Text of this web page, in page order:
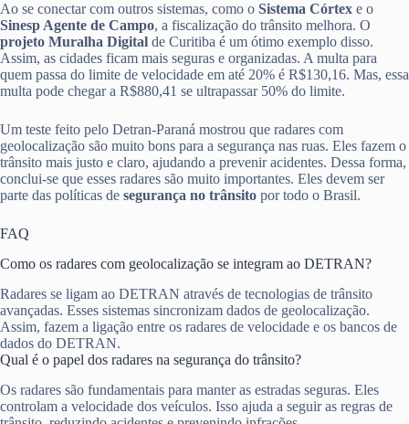
Ao se conectar com outros sistemas, como o Sistema Córtex e o
Sinesp Agente de Campo, a fiscalização do trânsito melhora. O
projeto Muralha Digital de Curitiba é um ótimo exemplo disso.
Assim, as cidades ficam mais seguras e organizadas. A multa para
quem passa do limite de velocidade em até 20% é R$130,16. Mas, essa
multa pode chegar a R$880,41 se ultrapassar 50% do limite.
Um teste feito pelo Detran-Paraná mostrou que radares com
geolocalização são muito bons para a segurança nas ruas. Eles fazem o
trânsito mais justo e claro, ajudando a prevenir acidentes. Dessa forma,
conclui-se que esses radares são muito importantes. Eles devem ser
parte das políticas de segurança no trânsito por todo o Brasil.
FAQ
Como os radares com geolocalização se integram ao DETRAN?
Radares se ligam ao DETRAN através de tecnologias de trânsito
avançadas. Esses sistemas sincronizam dados de geolocalização.
Assim, fazem a ligação entre os radares de velocidade e os bancos de
dados do DETRAN.
Qual é o papel dos radares na segurança do trânsito?
Os radares são fundamentais para manter as estradas seguras. Eles
controlam a velocidade dos veículos. Isso ajuda a seguir as regras de